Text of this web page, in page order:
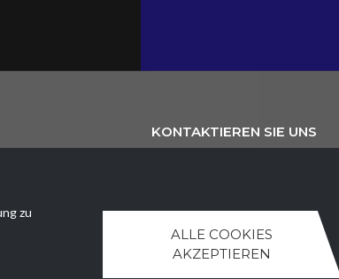
KONTAKTIEREN SIE UNS
zu
ALLE COOKIES
AKZEPTIEREN